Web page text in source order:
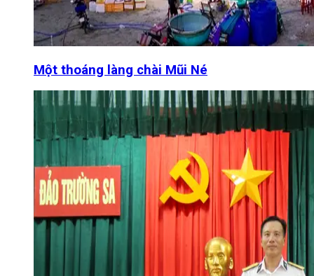
Một thoáng làng chài Mũi Né